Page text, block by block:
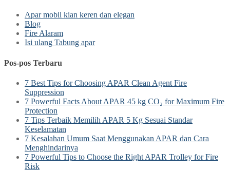
Apar mobil kian keren dan elegan
Blog
Fire Alaram
Isi ulang Tabung apar
Pos-pos Terbaru
7 Best Tips for Choosing APAR Clean Agent Fire
Suppression
7 Powerful Facts About APAR 45 kg CO₂ for Maximum Fire
Protection
7 Tips Terbaik Memilih APAR 5 Kg Sesuai Standar
Keselamatan
7 Kesalahan Umum Saat Menggunakan APAR dan Cara
Menghindarinya
7 Powerful Tips to Choose the Right APAR Trolley for Fire
Risk